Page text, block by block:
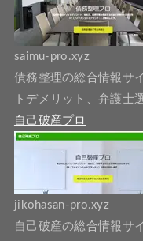
saimu-pro.xyz
債務整理の総合情報サ
トデメリット、弁護士
自己破産プロ
jikohasan-pro.xyz
自己破産の総合情報サ